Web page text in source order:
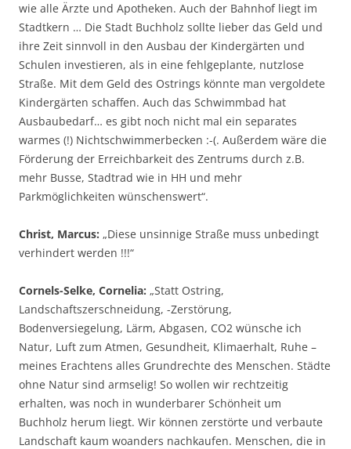
wie alle Ärzte und Apotheken. Auch der Bahnhof liegt im
Stadtkern … Die Stadt Buchholz sollte lieber das Geld und
ihre Zeit sinnvoll in den Ausbau der Kindergärten und
Schulen investieren, als in eine fehlgeplante, nutzlose
Straße. Mit dem Geld des Ostrings könnte man vergoldete
Kindergärten schaffen. Auch das Schwimmbad hat
Ausbaubedarf… es gibt noch nicht mal ein separates
warmes (!) Nichtschwimmerbecken :-(. Außerdem wäre die
Förderung der Erreichbarkeit des Zentrums durch z.B.
mehr Busse, Stadtrad wie in HH und mehr
Parkmöglichkeiten wünschenswert“.
Christ, Marcus: „Diese unsinnige Straße muss unbedingt
verhindert werden !!!“
Cornels-Selke, Cornelia: „Statt Ostring,
Landschaftszerschneidung, -Zerstörung,
Bodenversiegelung, Lärm, Abgasen, CO2 wünsche ich
Natur, Luft zum Atmen, Gesundheit, Klimaerhalt, Ruhe –
meines Erachtens alles Grundrechte des Menschen. Städte
ohne Natur sind armselig! So wollen wir rechtzeitig
erhalten, was noch in wunderbarer Schönheit um
Buchholz herum liegt. Wir können zerstörte und verbaute
Landschaft kaum woanders nachkaufen. Menschen, die in